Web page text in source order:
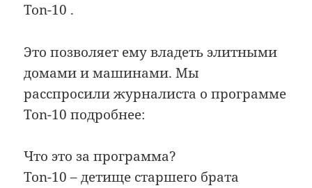
Ton-10 .
Это позволяет ему владеть элитными
домами и машинами. Мы
расспросили журналиста о программе
Ton-10 подробнее:
Что это за программа?
Ton-10 – детище старшего брата